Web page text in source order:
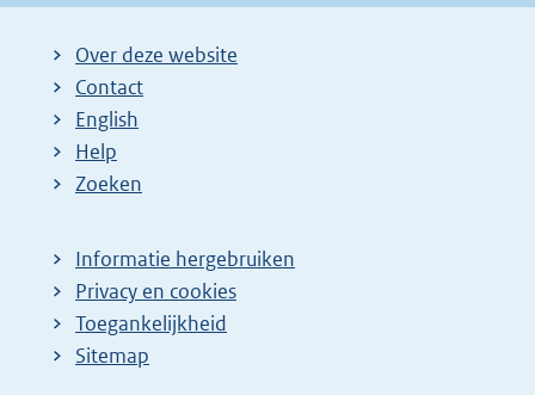
Over deze website
Contact
English
Help
Zoeken
Informatie hergebruiken
Privacy en cookies
Toegankelijkheid
Sitemap